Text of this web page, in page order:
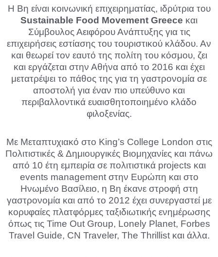
Η Βη είναι κοινωνική επιχειρηματίας, ιδρύτρια του
Sustainable Food Movement Greece και
Σύμβουλος Αειφόρου Ανάπτυξης για τις
επιχειρήσεις εστίασης του τουριστικού κλάδου. Αν
και θεωρεί τον εαυτό της πολίτη του κόσμου, ζει
και εργάζεται στην Αθήνα από το 2016 και έχει
μετατρέψει το πάθος της για τη γαστρονομία σε
αποστολή για έναν πιο υπεύθυνο και
περιβαλλοντικά ευαισθητοποιημένο κλάδο
φιλοξενίας.
Με Μεταπτυχιακό στο King’s College London στις
Πολιτιστικές & Δημιουργικές Βιομηχανίες και πάνω
από 10 έτη εμπειρία σε πολιτιστικά projects και
events management στην Ευρώπη και στο
Ηνωμένο Βασίλειο, η Βη έκανε στροφή στη
γαστρονομία και από το 2012 έχει συνεργαστεί με
κορυφαίες πλατφόρμες ταξιδιωτικής ενημέρωσης
όπως τις Time Out Group, Lonely Planet, Forbes
Travel Guide, CN Traveler, The Thrillist και άλλα.